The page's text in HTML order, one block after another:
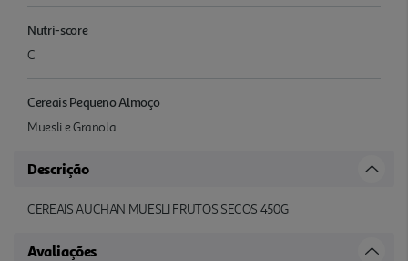
Nutri-score
C
Cereais Pequeno Almoço
Muesli e Granola
Descrição
CEREAIS AUCHAN MUESLI FRUTOS SECOS 450G
Avaliações